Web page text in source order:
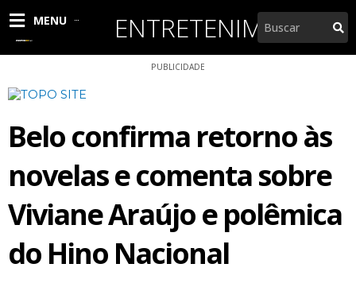
para
MENU ENTRETENIMENTO
Pesquisar
PUBLICIDADE
Belo confirma retorno às
novelas e comenta sobre
Viviane Araújo e polêmica
do Hino Nacional